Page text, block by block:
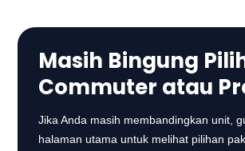
Masih Bingung
Commuter atau
Jika Anda masih membandingkan unit,
halaman utama untuk melihat pilihan